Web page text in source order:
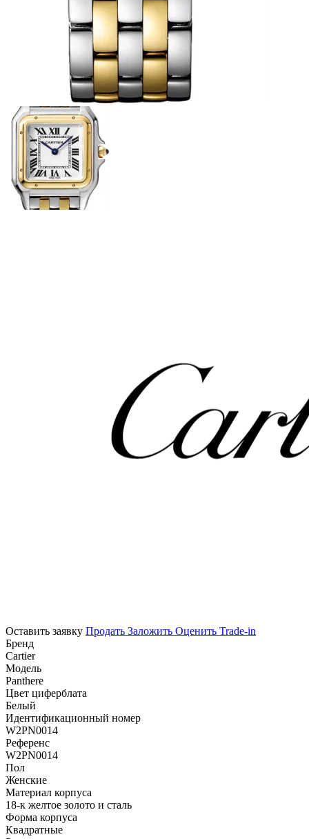
Оставить заявку Продать Заложить Оценить Trade-in
Бренд
Cartier
Модель
Panthere
Цвет циферблата
Белый
Идентификационный номер
W2PN0014
Референс
W2PN0014
Пол
Женские
Материал корпуса
18-к желтое золото и сталь
Форма корпуса
Квадратные